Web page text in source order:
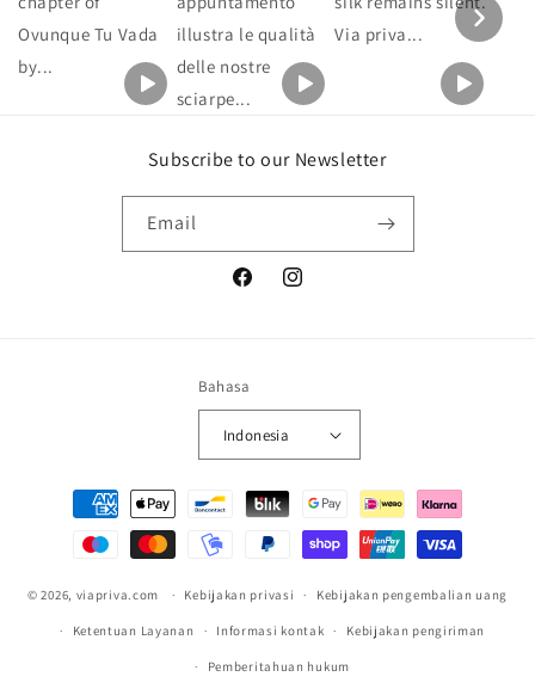
Subscribe to our Newsletter
Email
FacebookInstagram
Bahasa
Indonesia
Metode pembayaran
© 2026, viapriva.com Kebijakan privasi Kebijakan pengembalian uang
Ketentuan Layanan Informasi kontak Kebijakan pengiriman
Pemberitahuan hukum